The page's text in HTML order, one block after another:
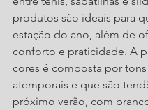
produtos são ideais para
estação do ano, além de
conforto e praticidade. A
cores é composta por tons
atemporais e que são
próximo verão, com